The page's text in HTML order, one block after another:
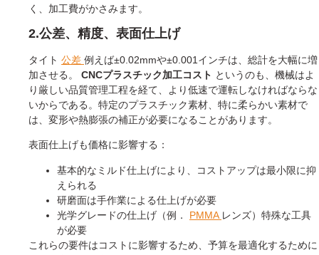
く、加工費がかさみます。
2.公差、精度、表面仕上げ
タイト 公差 例えば±0.02mmや±0.001インチは、総計を大幅に増
加させる。 CNCプラスチック加工コスト というのも、機械はよ
り厳しい品質管理工程を経て、より低速で運転しなければならな
いからである。特定のプラスチック素材、特に柔らかい素材で
は、変形や熱膨張の補正が必要になることがあります。
表面仕上げも価格に影響する：
基本的なミルド仕上げにより、コストアップは最小限に抑
えられる
研磨面は手作業による仕上げが必要
光学グレードの仕上げ（例． PMMA レンズ）特殊な工具
が必要
これらの要件はコストに影響するため、予算を最適化するために